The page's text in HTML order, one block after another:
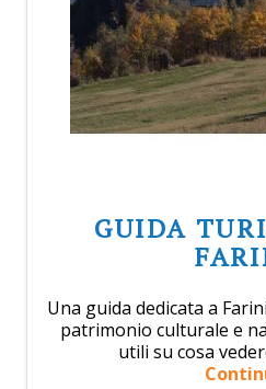
GUIDA
Una guida dedicata a
patrimonio culturale e
utili su cosa